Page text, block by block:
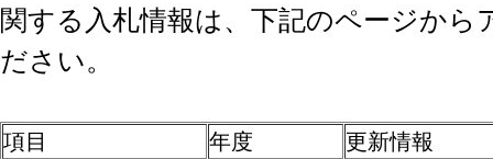
関する入札情報は、下記のページから
ださい。
項目 年度 更新情報